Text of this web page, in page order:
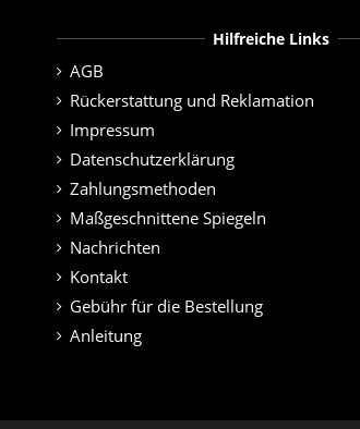
Hilfreiche Links
AGB
Rückerstattung und Reklamation
Impressum
Datenschutzerklärung
Zahlungsmethoden
Maßgeschnittene Spiegeln
Nachrichten
Kontakt
Gebühr für die Bestellung
Anleitung